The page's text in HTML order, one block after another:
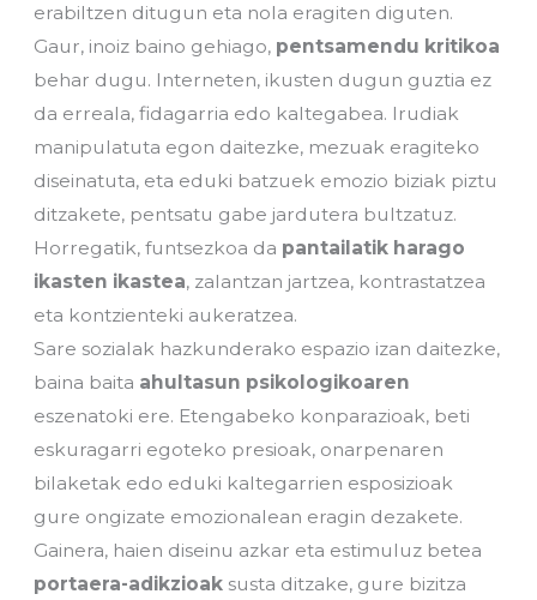
erabiltzen ditugun eta nola eragiten diguten.
Gaur, inoiz baino gehiago, pentsamendu kritikoa
behar dugu. Interneten, ikusten dugun guztia ez
da erreala, fidagarria edo kaltegabea. Irudiak
manipulatuta egon daitezke, mezuak eragiteko
diseinatuta, eta eduki batzuek emozio biziak piztu
ditzakete, pentsatu gabe jardutera bultzatuz.
Horregatik, funtsezkoa da pantailatik harago
ikasten ikastea, zalantzan jartzea, kontrastatzea
eta kontzienteki aukeratzea.
Sare sozialak hazkunderako espazio izan daitezke,
baina baita ahultasun psikologikoaren
eszenatoki ere. Etengabeko konparazioak, beti
eskuragarri egoteko presioak, onarpenaren
bilaketak edo eduki kaltegarrien esposizioak
gure ongizate emozionalean eragin dezakete.
Gainera, haien diseinu azkar eta estimuluz betea
portaera-adikzioak susta ditzake, gure bizitza